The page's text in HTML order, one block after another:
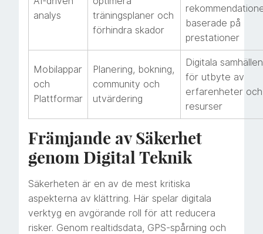
analys
träningsplaner och
förhindra skador
baserade på
prestationer
Mobilappar
och
Plattformar
Planering, bokning,
community och
utvärdering
Digitala samhällen
för utbyte av
erfarenheter och
resurser
Främjande av Säkerhet
genom Digital Teknik
Säkerheten är en av de mest kritiska
aspekterna av klättring. Här spelar digitala
verktyg en avgörande roll för att reducera
risker. Genom realtidsdata, GPS-spårning och